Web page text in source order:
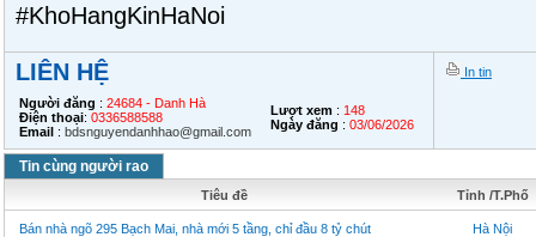
#KhoHangKinHaNoi
LIÊN HỆ
Người đăng : 24684 - Danh Hà
Điện thoại: 0336588588
Email : bdsnguyendanhhao@gmail.com
Lượt xem : 148
Ngày đăng : 03/06/2026
In tin
Tin cùng người rao
Tiêu đề Tỉnh /T.Phố
Bán nhà ngõ 295 Bạch Mai, nhà mới 5 tầng, chỉ đầu 8 tỷ chút Hà Nội